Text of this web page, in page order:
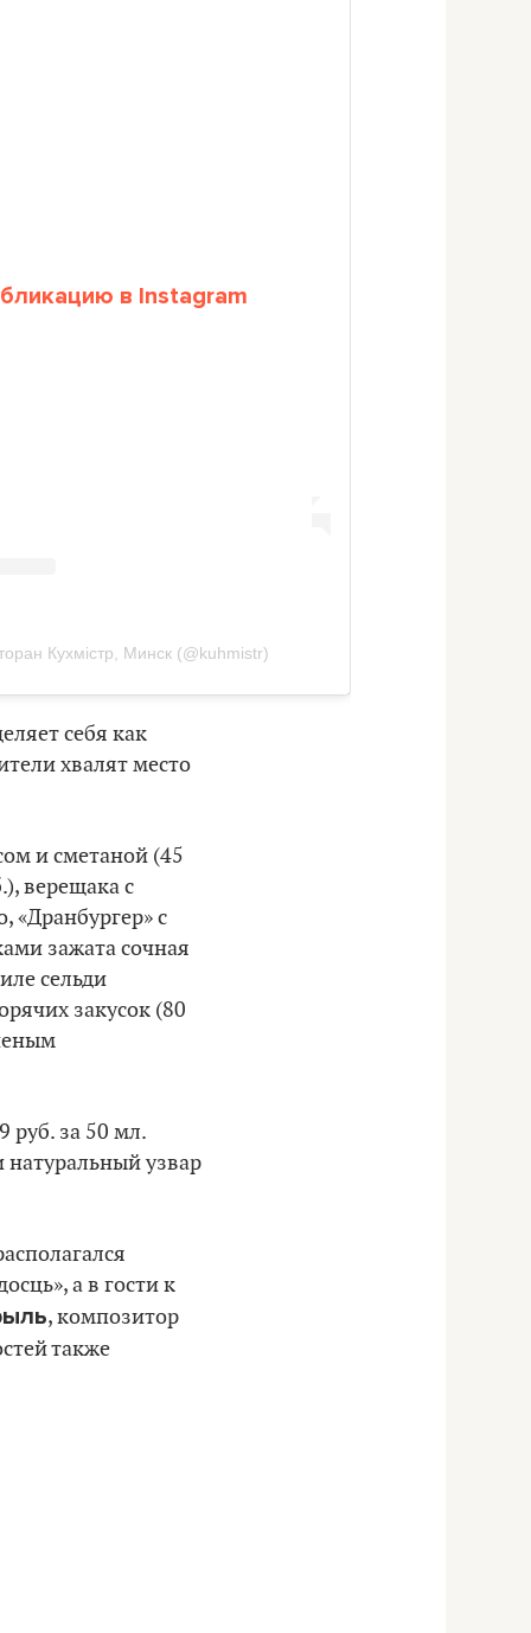
в Instagram
Кухмiстр, Минск (@kuhmistr)
себя как
хвалят место
и сметаной (45
верещака с
«Дранбургер» с
зажата сочная
сельди
закусок (80
руб. за 50 мл.
узвар
а в гости к
, композитор
также